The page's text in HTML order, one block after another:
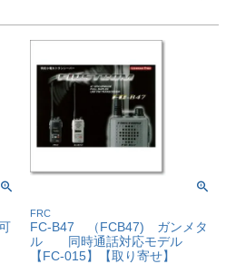
FRC
FC-B47 （FCB47) ガンメタ
ル 同時通話対応モデル
【FC-015】【取り寄せ】